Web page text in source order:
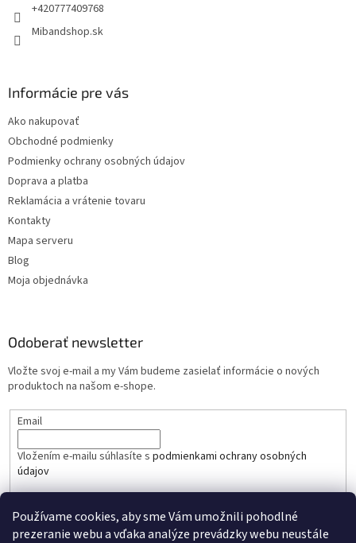
Používame cookies, aby sme Vám umožnili pohodlné
prezeranie webu a vďaka analýze prevádzky webu neustále
+420777409768
Mibandshop.sk
Informácie pre vás
Ako nakupovať
Obchodné podmienky
Podmienky ochrany osobných údajov
Doprava a platba
Reklamácia a vrátenie tovaru
Kontakty
Mapa serveru
Blog
Moja objednávka
Odoberať newsletter
Vložte svoj e-mail a my Vám budeme zasielať informácie o nových
produktoch na našom e-shope.
Email
Vložením e-mailu súhlasíte s podmienkami ochrany osobných
údajov
PRIHLÁSIŤ SA